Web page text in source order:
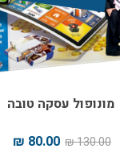
מונופול עסקה טובה
130.00 ₪
80.00 ₪